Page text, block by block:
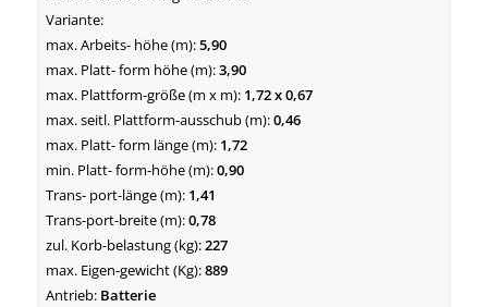
5,90
3,90
1,72 x 0,67
0,46
1,72
0,90
1,41
0,78
227
889
Batterie